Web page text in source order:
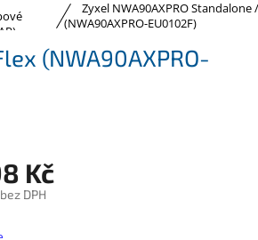
Zyxel NWA90AXPRO Standalone
(NWA90AXPRO-EU0102F)
(NWA90AXPRO-
Kč
DPH